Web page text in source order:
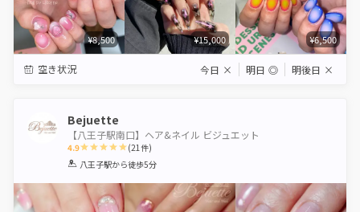
¥8,500 ¥15,000 ¥6,500
空き状況 今日 × 明日 ◎ 明後日 ×
Bejuette
【八王子駅南口】ヘア&ネイル ビジュエット
4.9
1 2 3 4 5
(21件)
八王子駅から徒歩5分